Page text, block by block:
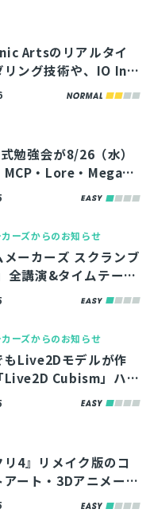
Artsのリアルタイ
リング技術や、IO Int
製エンジンのボリュ
資料が公開
勉強会が8/26（水）
MCP・Lore・MegaLi
最新機能やツールの
Dev Days 26’」、先
で参加者募集中
ーズからのお知らせ
メーカーズ スクランブ
全講演&タイムテーブ
！『プラグマタ』の開
ーズからのお知らせ
もLive2Dモデルが作
Live2D Cubism」ハン
「ゲームメーカーズ ス
リ4』リメイク版のコ
アート・3Dアニメーシ
500点以上、ArtStati